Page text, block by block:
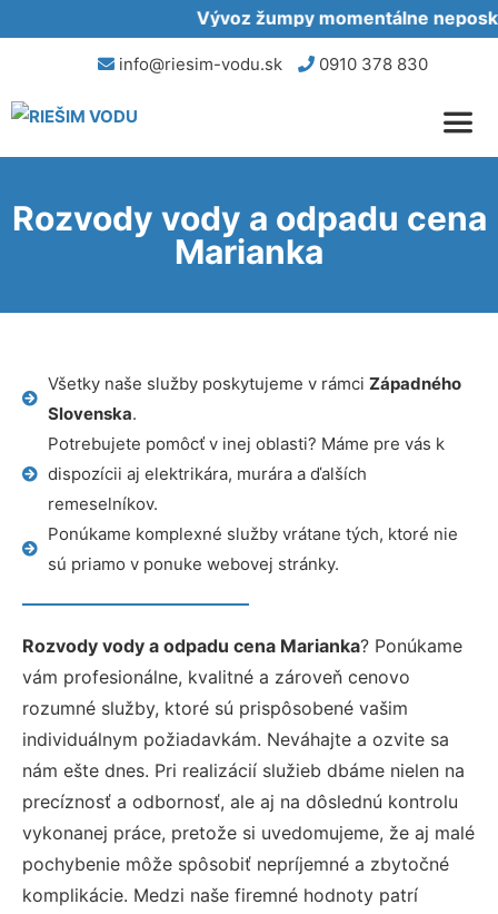
Vývoz žumpy momentálne
info@riesim-vodu.sk 0910 378 830
Rozvody vody a odpadu cena
Marianka
Všetky naše služby poskytujeme v rámci Západného
Slovenska.
Potrebujete pomôcť v inej oblasti? Máme pre vás k
dispozícii aj elektrikára, murára a ďalších
remeselníkov.
Ponúkame komplexné služby vrátane tých, ktoré nie
sú priamo v ponuke webovej stránky.
Rozvody vody a odpadu cena Marianka? Ponúkame
vám profesionálne, kvalitné a zároveň cenovo
rozumné služby, ktoré sú prispôsobené vašim
individuálnym požiadavkám. Neváhajte a ozvite sa
nám ešte dnes. Pri realizácií služieb dbáme nielen na
precíznosť a odbornosť, ale aj na dôslednú kontrolu
vykonanej práce, pretože si uvedomujeme, že aj malé
pochybenie môže spôsobiť nepríjemné a zbytočné
komplikácie. Medzi naše firemné hodnoty patrí